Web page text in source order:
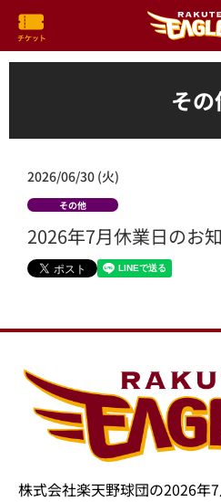
そ
2026/06/30 (火)
その他
2026年7月休業日のお
株式会社楽天野球団の2026年